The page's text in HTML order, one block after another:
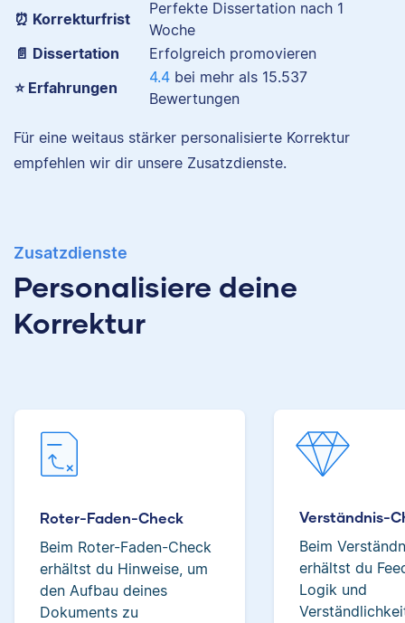
⏰ Korrekturfrist
Perfekte Dissertation nach 1
Woche
📄 Dissertation
Erfolgreich promovieren
⭐ Erfahrungen
4.4 bei mehr als 15.537
Bewertungen
Für eine weitaus stärker personalisierte Korrektur
empfehlen wir dir unsere Zusatzdienste.
Zusatzdienste
Personalisiere deine
Korrektur
Roter-Faden-Check
Beim Roter-Faden-Check
erhältst du Hinweise, um
den Aufbau deines
Dokuments zu
Verständnis-
Beim
erhältst du
Logik und
Sprache sowie
nachgehen kann.
Jonathan
Jonathan hat
Musiktheorie und
Kulturwissenschaften
einer Kunstuniversität.
I have a doctorate in
biology and studied a
range of life science
editing academic texts.
studiert und
begeistert sich neben
Sprache für alles, was
mit Natur und
zu tun hat. Als PhD-
besonders die
Abwechslung und
Breite an
Themengebieten.